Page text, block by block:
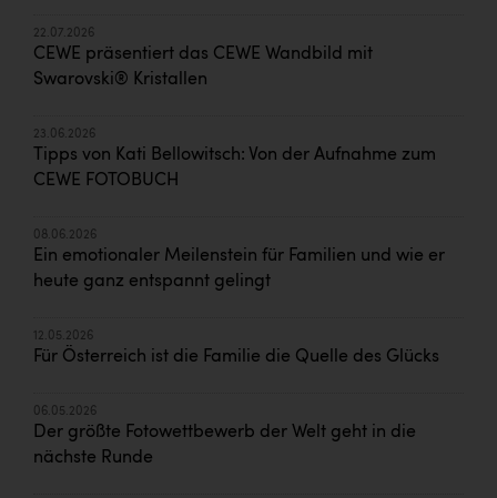
22.07.2026
CEWE präsentiert das CEWE Wandbild mit
Swarovski® Kristallen
23.06.2026
Tipps von Kati Bellowitsch: Von der Aufnahme zum
CEWE FOTOBUCH
08.06.2026
Ein emotionaler Meilenstein für Familien und wie er
heute ganz entspannt gelingt
12.05.2026
Für Österreich ist die Familie die Quelle des Glücks
06.05.2026
Der größte Fotowettbewerb der Welt geht in die
nächste Runde